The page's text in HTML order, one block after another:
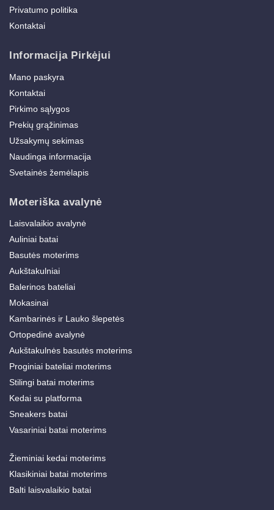
Privatumo politika
Kontaktai
Informacija Pirkėjui
Mano paskyra
Kontaktai
Pirkimo sąlygos
Prekių grąžinimas
Užsakymų sekimas
Naudinga informacija
Svetainės žemėlapis
Moteriška avalynė
Laisvalaikio avalynė
Auliniai batai
Basutės moterims
Aukštakulniai
Balerinos bateliai
Mokasinai
Kambarinės ir Lauko šlepetės
Ortopedinė avalynė
Aukštakulnės basutės moterims
Proginiai bateliai moterims
Stilingi batai moterims
Kedai su platforma
Sneakers batai
Vasariniai batai moterims
Žieminiai kedai moterims
Klasikiniai batai moterims
Balti laisvalaikio batai